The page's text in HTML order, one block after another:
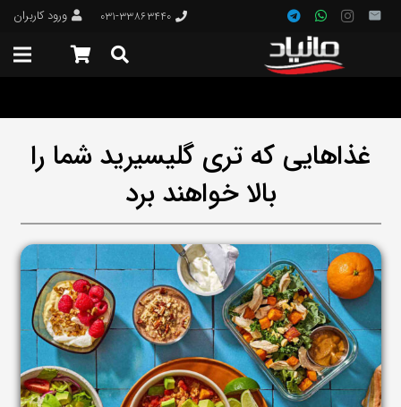
۰۳۱-۳۳۸۶۳۴۴۰ ورود کاربران
غذاهایی که تری گلیسیرید شما را
بالا خواهند برد